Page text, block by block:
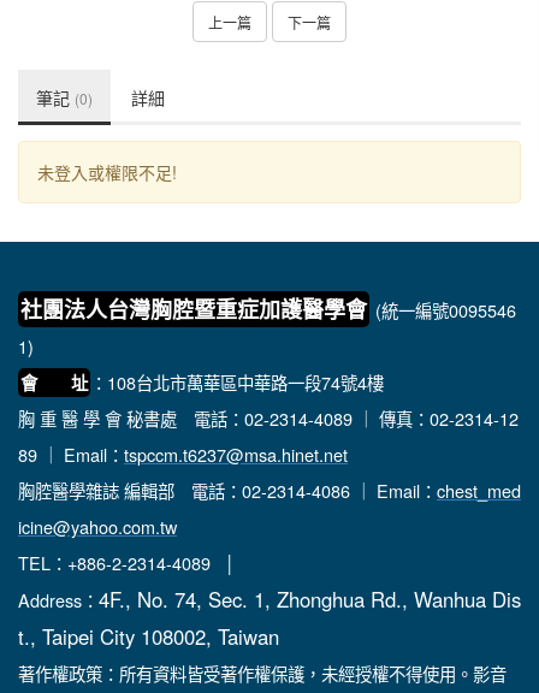
上一篇 下一篇
筆記 (0) 詳細
未登入或權限不足!
社團法人台灣胸腔暨重症加護醫學會 (統一編號0095546
1)
會 址 ：108台北市萬華區中華路一段74號4樓
胸 重 醫 學 會 秘書處 電話：02-2314-4089 ｜ 傳真：02-2314-12
89 ｜ Email： tspccm.t6237@msa.hinet.net
胸腔醫學雜誌 編輯部 電話：02-2314-4086 ｜ Email： chest_med
icine@yahoo.com.tw
TEL：+886-2-2314-4089 │
Address： 4F., No. 74, Sec. 1, Zhonghua Rd., Wanhua Dis
t., Taipei City 108002, Taiwan
著作權政策：所有資料皆受著作權保護，未經授權不得使用。影音